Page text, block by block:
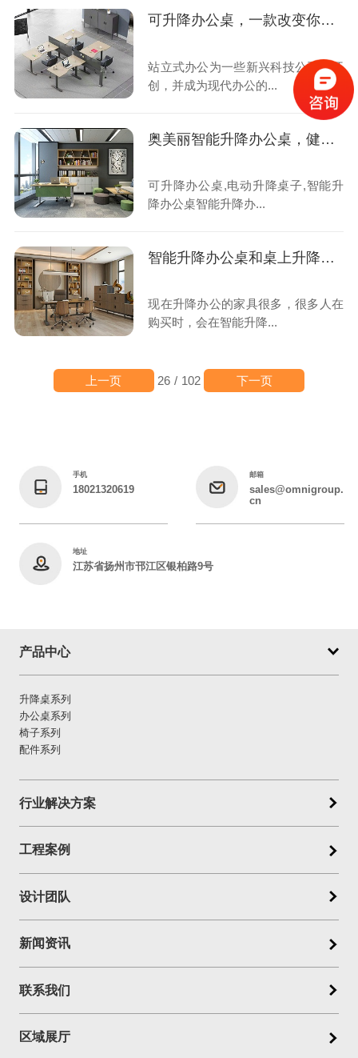
可升降办公桌，一款改变你工作方式的办公好物
站立式办公为一些新兴科技公司所开
创，并成为现代办公的...
奥美丽智能升降办公桌，健康办公乐趣多
可升降办公桌,电动升降桌子,智能升
降办公桌智能升降办...
智能升降办公桌和桌上升降台怎么选？
现在升降办公的家具很多，很多人在
购买时，会在智能升降...
26 / 102
上一页 下一页
手机
18021320619
邮箱
sales@omnigroup.
cn
地址
江苏省扬州市邗江区银柏路9号
产品中心
升降桌系列
办公桌系列
椅子系列
配件系列
行业解决方案
工程案例
设计团队
新闻资讯
联系我们
区域展厅